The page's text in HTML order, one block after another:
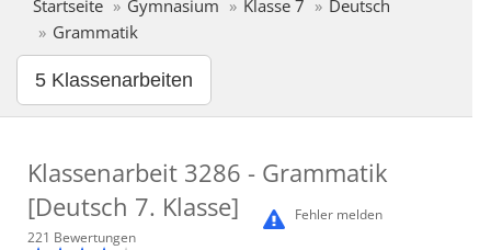
Startseite Gymnasium Klasse 7
Deutsch
Grammatik
5 Klassenarbeiten
Klassenarbeit 3286 - Grammatik
[Deutsch 7. Klasse]
Fehler melden
221 Bewertungen